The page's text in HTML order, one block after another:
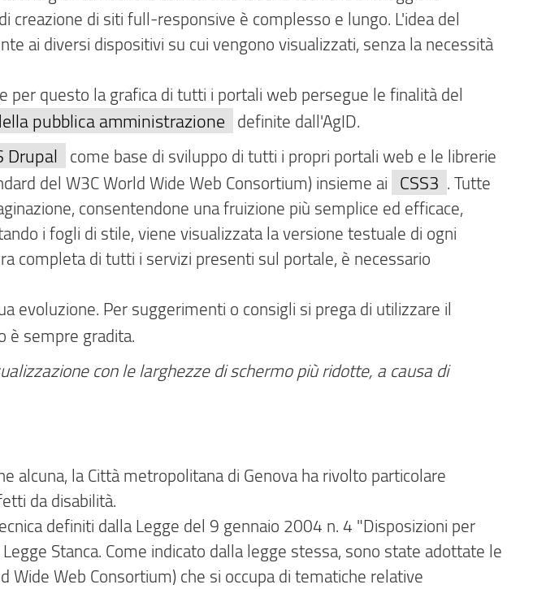
creazione di siti full-responsive è complesso e lungo. L'idea del
ai diversi dispositivi su cui vengono visualizzati, senza la necessità
questo la grafica di tutti i portali web persegue le finalità del
pubblica amministrazione
definite dall'AgID.
Drupal come base di sviluppo di tutti i propri portali web e le librerie
del W3C World Wide Web Consortium) insieme ai CSS3 . Tutte
consentendone una fruizione più semplice ed efficace,
i fogli di stile, viene visualizzata la versione testuale di ogni
completa di tutti i servizi presenti sul portale, è necessario
evoluzione. Per suggerimenti o consigli si prega di utilizzare il
è sempre gradita.
con le larghezze di schermo più ridotte, a causa di
la Città metropolitana di Genova ha rivolto particolare
da disabilità.
definiti dalla Legge del 9 gennaio 2004 n. 4 "Disposizioni per
Stanca. Come indicato dalla legge stessa, sono state adottate le
Wide Web Consortium) che si occupa di tematiche relative